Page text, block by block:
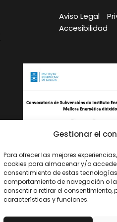
Gestionar el
Para ofrecer las mejores
cookies para almacenar y/o
consentimiento de estas
comportamiento de navegación o
consentir o retirar el
características y funciones.
Aviso Legal
Accesibilidad
Sustitución del sistema actual de
climatización más eficiente,
casettes y splits